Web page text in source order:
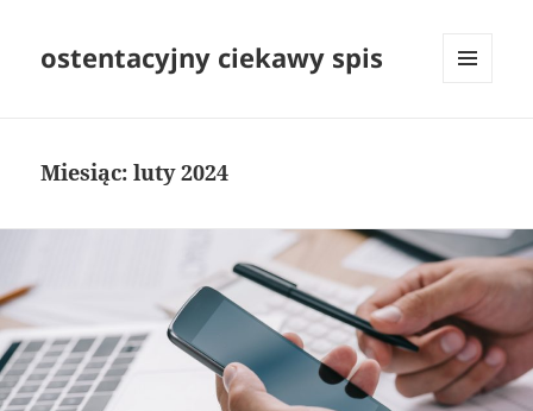
ostentacyjny ciekawy spis
Miesiąc:luty 2024